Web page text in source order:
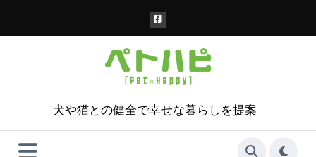
犬や猫との健全で幸せな暮らしを提案